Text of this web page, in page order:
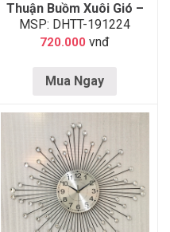
Thuận Buồm Xuôi Gió –
Vàng
MSP: DHTT-191224
720.000 vnđ
Mua Ngay